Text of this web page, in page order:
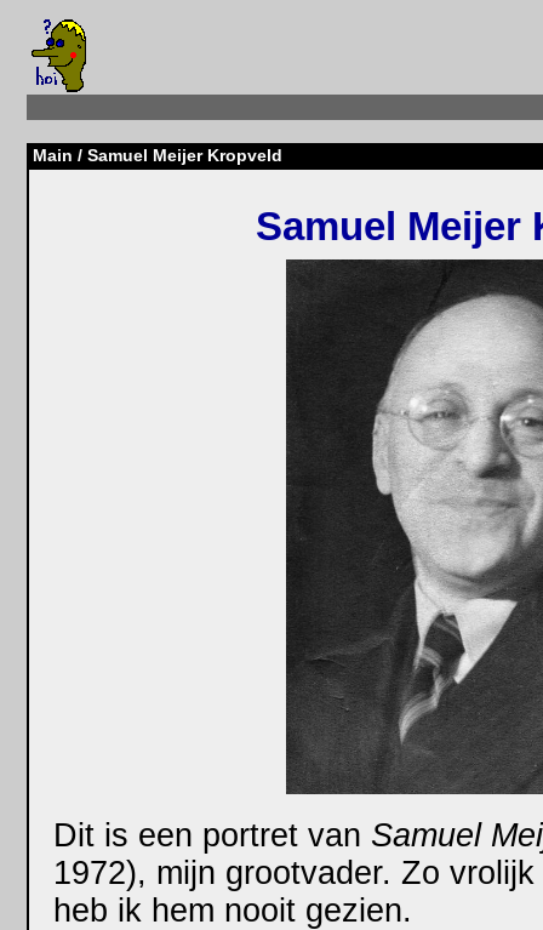
Main / Samuel Meijer Kropveld
Samuel Meijer
Dit is een portret van Samuel
1972), mijn grootvader. Zo
heb ik hem nooit gezien.